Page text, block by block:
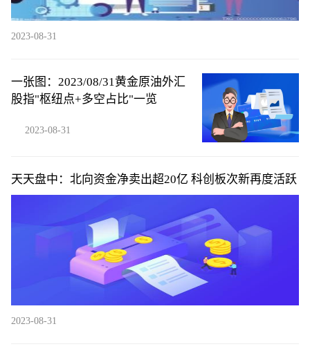
2023-08-31
一张图：2023/08/31黄金原油外汇
股指"枢纽点+多空占比"一览
2023-08-31
天天盘中：北向资金净卖出超20亿 科创板次新再度活跃
2023-08-31